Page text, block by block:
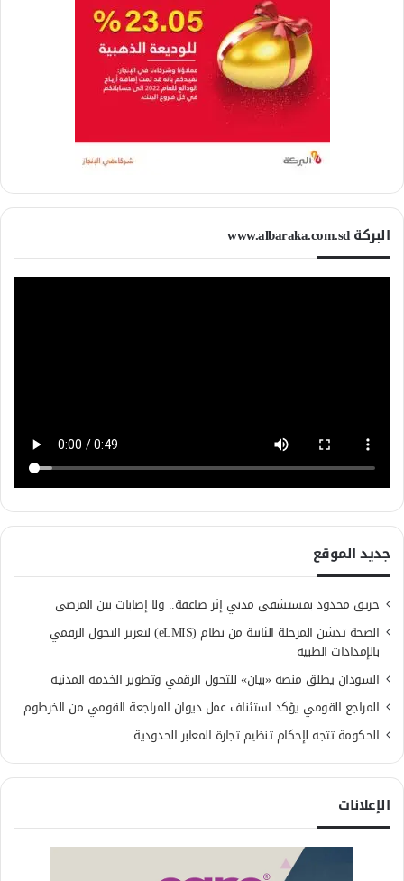
البركة www.albaraka.com.sd
جديد الموقع
حريق محدود بمستشفى مدني إثر صاعقة.. ولا إصابات بين المرضى
الصحة تدشن المرحلة الثانية من نظام (eLMIS) لتعزيز التحول الرقمي
بالإمدادات الطبية
السودان يطلق منصة «بيان» للتحول الرقمي وتطوير الخدمة المدنية
المراجع القومي يؤكد استئناف عمل ديوان المراجعة القومي من الخرطوم
الحكومة تتجه لإحكام تنظيم تجارة المعابر الحدودية
الإعلانات